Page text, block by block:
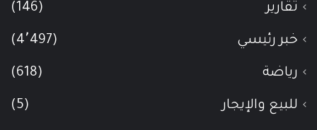
تقارير (146)
خبر رئيسي (4٬497)
رياضة (618)
للبيع والإيجار (5)